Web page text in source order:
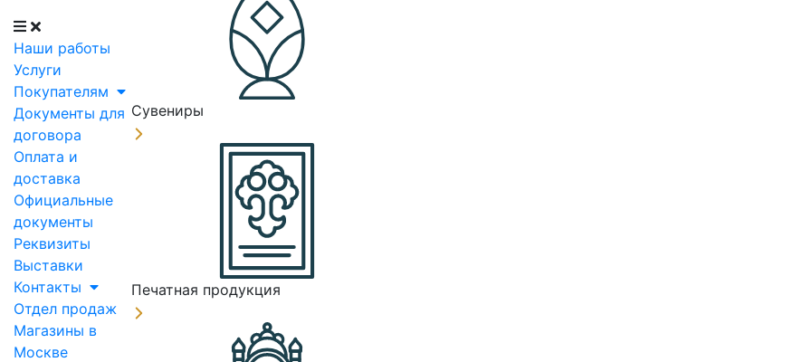
Наши работы
Услуги
Покупателям
Документы для
договора
Оплата и
доставка
Официальные
документы
Реквизиты
Выставки
Контакты
Отдел продаж
Магазины в
Москве
Сувениры
Печатная продукция